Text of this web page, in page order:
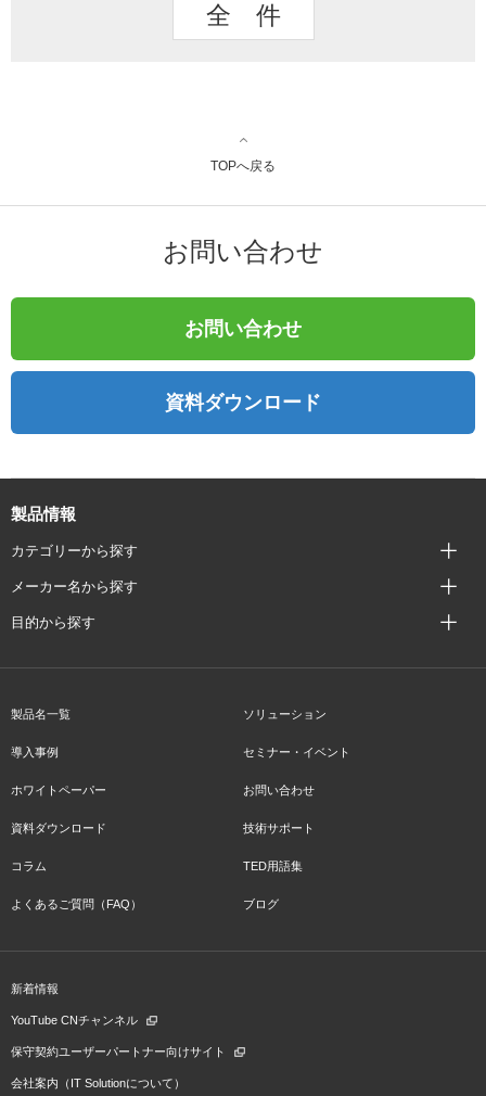
全 件
TOPへ戻る
お問い合わせ
お問い合わせ
資料ダウンロード
製品情報
カテゴリーから探す
メーカー名から探す
目的から探す
製品名一覧 ソリューション
導入事例 セミナー・イベント
ホワイトペーパー お問い合わせ
資料ダウンロード 技術サポート
コラム TED用語集
よくあるご質問（FAQ） ブログ
新着情報
YouTube CNチャンネル
保守契約ユーザーパートナー向けサイト
会社案内（IT Solutionについて）